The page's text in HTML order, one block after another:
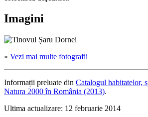
Imagini
» Vezi mai multe fotografii
Informații preluate din Catalogul habitatelor,
Natura 2000 în România (2013).
Ultima actualizare: 12 februarie 2014